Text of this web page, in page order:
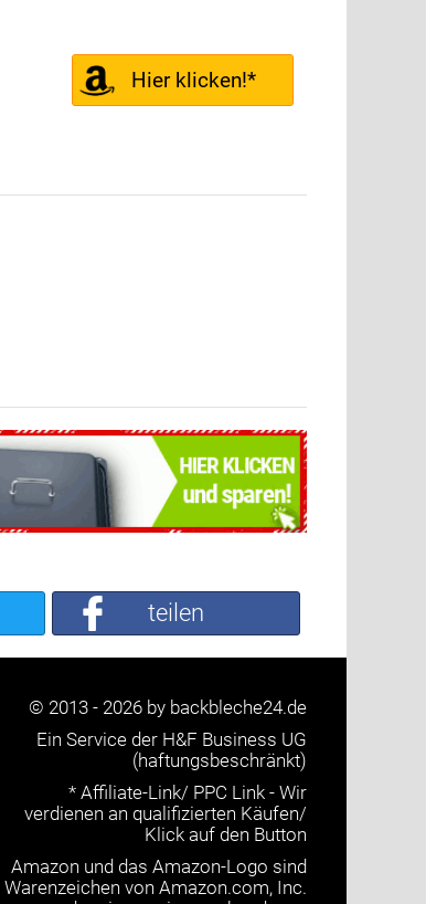
Hier klicken!*
teilen
© 2013 - 2026 by backbleche24.de
Ein Service der H&F Business UG
(haftungsbeschränkt)
* Affiliate-Link/ PPC Link - Wir
verdienen an qualifizierten Käufen/
Klick auf den Button
Amazon und das Amazon-Logo sind
Warenzeichen von Amazon.com, Inc.